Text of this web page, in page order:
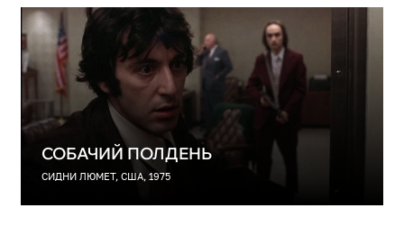
СОБАЧИЙ ПОЛДЕНЬ
СИДНИ ЛЮМЕТ, США, 1975